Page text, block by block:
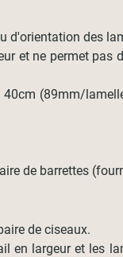
d'orientation des
et ne permet pas
(89mm/
de barrettes
de ciseaux.
en largeur et les